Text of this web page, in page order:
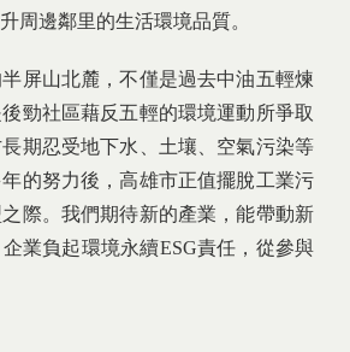
周邊鄰里的生活環境品質。
屏山北麓，不僅是過去中油五輕煉
勁社區藉反五輕的環境運動所爭取
期忍受地下水、土壤、空氣污染等
的努力後，高雄市正值擺脫工業污
際。我們期待新的產業，能帶動新
業負起環境永續ESG責任，從參與